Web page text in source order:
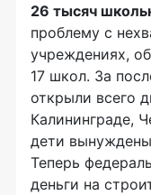
26 тысяч
проблему с
учреждениях,
17 школ. За
открыли всего
Калининграде,
дети вынуждены
Теперь
деньги на